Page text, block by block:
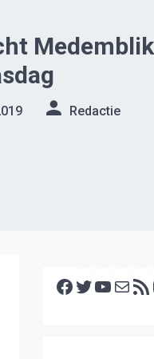
Redactie
Facebook Twitter YouTube E-mail